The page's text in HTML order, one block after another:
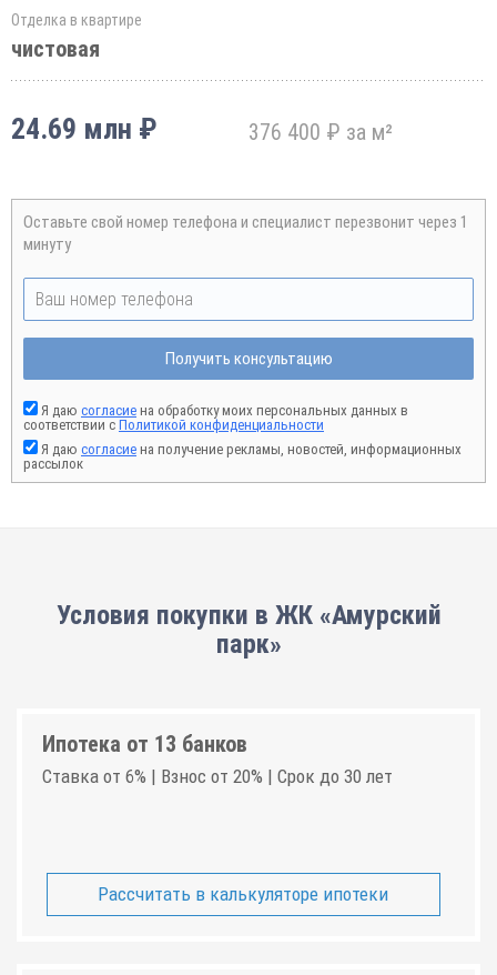
Отделка в квартире
чистовая
24.69 млн ₽ 376 400 ₽ за м²
Оставьте свой номер телефона и специалист перезвонит через 1
минуту
Получить консультацию
Я даю согласие на обработку моих персональных данных в
соответствии с Политикой конфиденциальности
Я даю согласие на получение рекламы, новостей, информационных
рассылок
Условия покупки в ЖК «Амурский
парк»
Ипотека от 13 банков
Ставка от 6% | Взнос от 20% | Срок до 30 лет
Рассчитать в калькуляторе ипотеки